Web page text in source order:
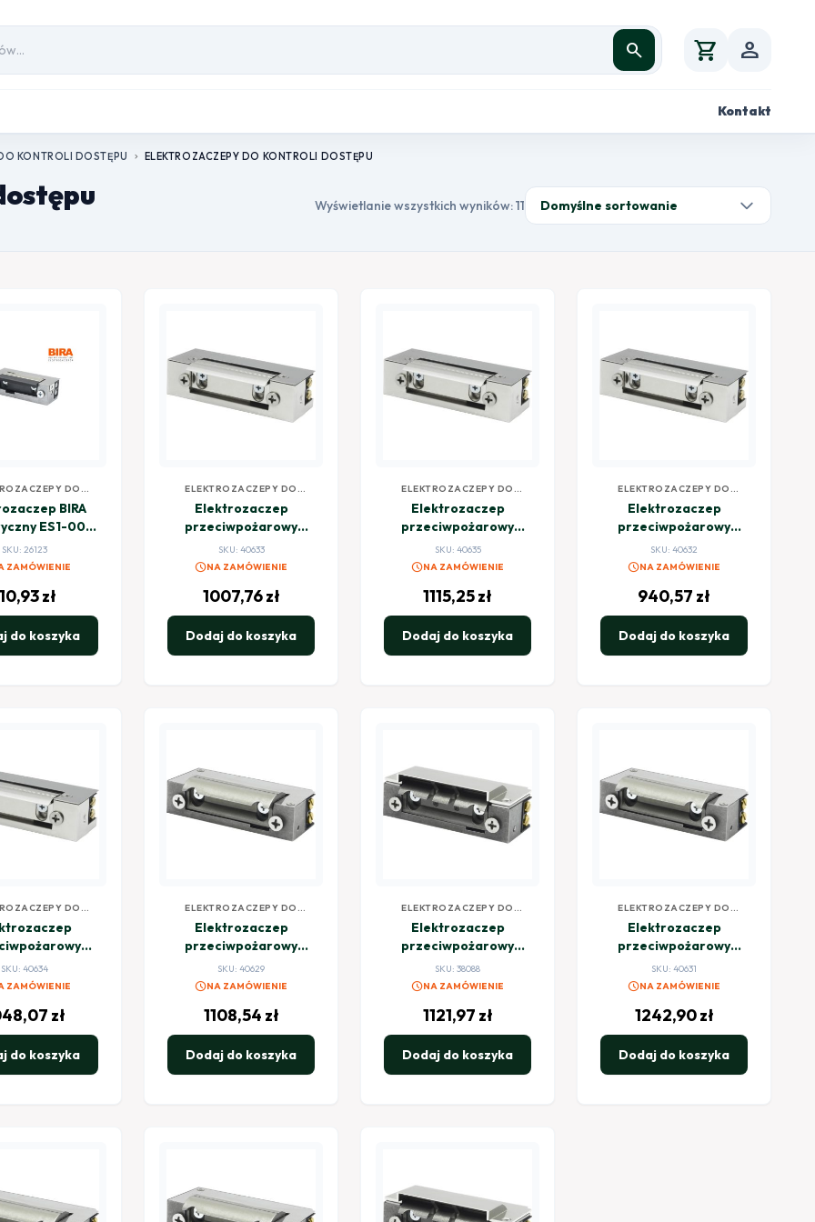
search shopping_cart person
Kontakt
KONTROLI DOSTĘPU chevron_right ELEKTROZACZEPY DO KONTROLI DOSTĘPU
Wyświetlanie wszystkich wyników: 11
DO
DOSTĘPU
BIRA
ES1-006
z
wewnętrzną
SKU: 26123
ZAMÓWIENIE
zł
do koszyka
ELEKTROZACZEPY DO
KONTROLI DOSTĘPU
Elektrozaczep
przeciwpożarowy
HARTTE SHD12R 12V
DC rewersyjny
SKU: 40633
scheduleNA ZAMÓWIENIE
1007,76zł
Dodaj do koszyka
ELEKTROZACZEPY DO
KONTROLI DOSTĘPU
Elektrozaczep
przeciwpożarowy
HARTTE SHD12RM 12V
DC rewersyjny z
SKU: 40635
scheduleNA ZAMÓWIENIE
1115,25zł
Dodaj do koszyka
ELEKTROZACZEPY DO
KONTROLI DOSTĘPU
Elektrozaczep
przeciwpożarowy
HARTTE SHD12U 12V
AC/DC standard
SKU: 40632
scheduleNA ZAMÓWIENIE
940,57 zł
Dodaj do koszyka
DO
DOSTĘPU
SHD12UM 12V
standard z
SKU: 40634
ZAMÓWIENIE
zł
do koszyka
ELEKTROZACZEPY DO
KONTROLI DOSTĘPU
Elektrozaczep
przeciwpożarowy
HARTTE XSHD12R 12V
DC rewersyjny
SKU: 40629
scheduleNA ZAMÓWIENIE
1108,54 zł
Dodaj do koszyka
ELEKTROZACZEPY DO
KONTROLI DOSTĘPU
Elektrozaczep
przeciwpożarowy
HARTTE XSHD12R-C
12V DC rewersyjny z
SKU: 38088
scheduleNA ZAMÓWIENIE
1121,97 zł
Dodaj do koszyka
ELEKTROZACZEPY DO
KONTROLI DOSTĘPU
Elektrozaczep
przeciwpożarowy
HARTTE XSHD12RM 12V
DC rewersyjny z
SKU: 40631
scheduleNA ZAMÓWIENIE
1242,90zł
Dodaj do koszyka